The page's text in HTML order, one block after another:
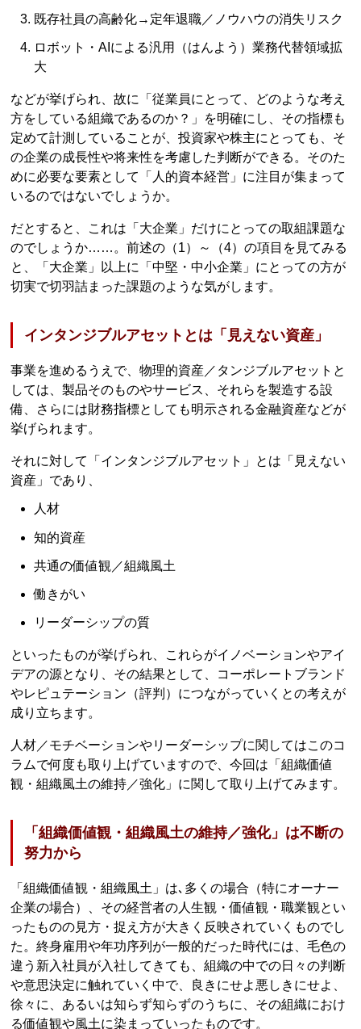
既存社員の高齢化→定年退職／ノウハウの消失リスク
ロボット・AIによる汎用（はんよう）業務代替領域拡
大
などが挙げられ、故に「従業員にとって、どのような考え
方をしている組織であるのか？」を明確にし、その指標も
定めて計測していることが、投資家や株主にとっても、そ
の企業の成長性や将来性を考慮した判断ができる。そのた
めに必要な要素として「人的資本経営」に注目が集まって
いるのではないでしょうか。
だとすると、これは「大企業」だけにとっての取組課題な
のでしょうか……。前述の（1）～（4）の項目を見てみる
と、「大企業」以上に「中堅・中小企業」にとっての方が
切実で切羽詰まった課題のような気がします。
インタンジブルアセットとは「見えない資産」
事業を進めるうえで、物理的資産／タンジブルアセットと
しては、製品そのものやサービス、それらを製造する設
備、さらには財務指標としても明示される金融資産などが
挙げられます。
それに対して「インタンジブルアセット」とは「見えない
資産」であり、
人材
知的資産
共通の価値観／組織風土
働きがい
リーダーシップの質
といったものが挙げられ、これらがイノベーションやアイ
デアの源となり、その結果として、コーポレートブランド
やレピュテーション（評判）につながっていくとの考えが
成り立ちます。
人材／モチベーションやリーダーシップに関してはこのコ
ラムで何度も取り上げていますので、今回は「組織価値
観・組織風土の維持／強化」に関して取り上げてみます。
「組織価値観・組織風土の維持／強化」は不断の
努力から
「組織価値観・組織風土」は､多くの場合（特にオーナー
企業の場合）、その経営者の人生観・価値観・職業観とい
ったものの見方・捉え方が大きく反映されていくものでし
た。終身雇用や年功序列が一般的だった時代には、毛色の
違う新入社員が入社してきても、組織の中での日々の判断
や意思決定に触れていく中で、良きにせよ悪しきにせよ、
徐々に、あるいは知らず知らずのうちに、その組織におけ
る価値観や風土に染まっていったものです。